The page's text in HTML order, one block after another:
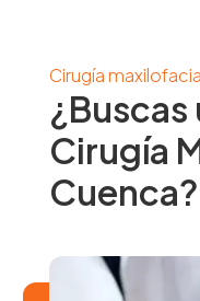
Cirugía
Cirugía
Cuenca?